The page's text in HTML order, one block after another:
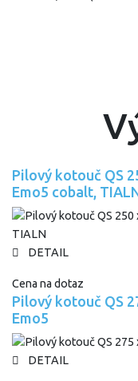
Pilový kotouč QS
Emo5 cobalt,
DETAIL
Cena na dotaz
Pilový kotouč QS
Emo5
DETAIL